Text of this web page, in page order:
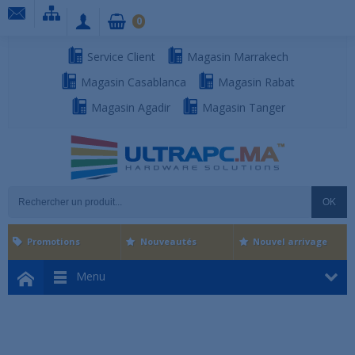
Service Client
Magasin Marrakech
Magasin Casablanca
Magasin Rabat
Magasin Agadir
Magasin Tanger
OK
0
Menu
Promotions Nouveautés Nouvel arrivage